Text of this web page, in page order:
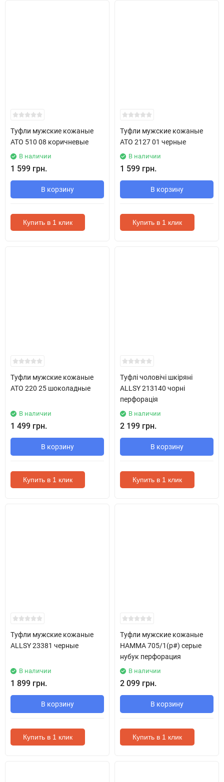
Туфли мужские кожаные
ATO 510 08 коричневые
В наличии
1 599 грн.
В корзину
Купить в 1 клик
Туфли мужские кожаные
ATO 2127 01 черные
В наличии
1 599 грн.
В корзину
Купить в 1 клик
Туфли мужские кожаные
ATO 220 25 шоколадные
В наличии
1 499 грн.
В корзину
Купить в 1 клик
Туфлі чоловічі шкіряні
ALLSY 213140 чорні
перфорація
В наличии
2 199 грн.
В корзину
Купить в 1 клик
Туфли мужские кожаные
ALLSY 23381 черные
В наличии
1 899 грн.
В корзину
Купить в 1 клик
Туфли мужские кожаные
HAMMA 705/1(p#) серые
нубук перфорация
В наличии
2 099 грн.
В корзину
Купить в 1 клик